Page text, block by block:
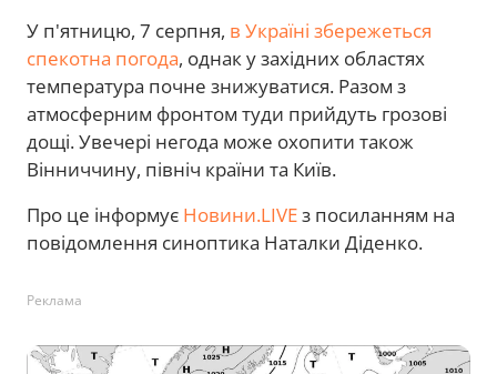
У п'ятницю, 7 серпня, в Україні збережеться
спекотна погода, однак у західних областях
температура почне знижуватися. Разом з
атмосферним фронтом туди прийдуть грозові
дощі. Увечері негода може охопити також
Вінниччину, північ країни та Київ.
Про це інформує Новини.LIVEз посиланням на
повідомлення синоптика Наталки Діденко.
Реклама